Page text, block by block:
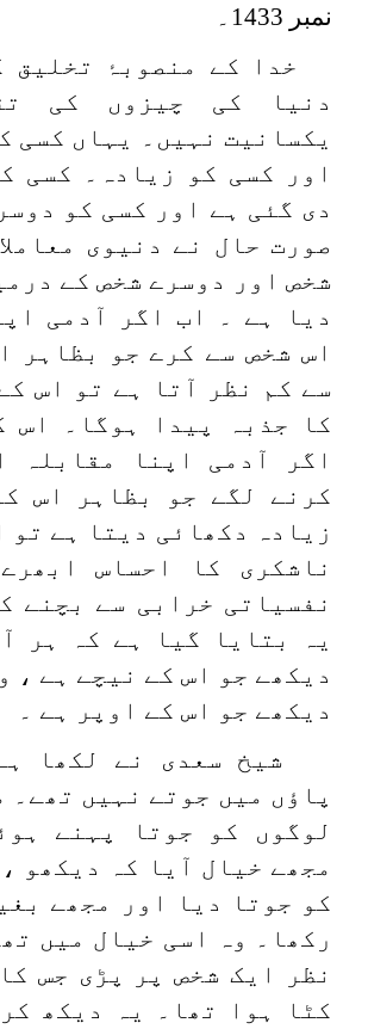
نمبر 1433۔
خدا کے منصوبۂ تخلیق
دنیا کی چیزوں کی
یکسانیت نہیں۔ یہاں کسی
اور کسی کو زیادہ۔ کسی
دی گئی ہے اور کسی کو
صورت حال نے دنیوی
شخص اور دوسرے شخص کے
دیا ہے ۔ اب اگر آدمی
اس شخص سے کرے جو بظاہر
سے کم نظر آتا ہے تو اس
کا جذبہ پیدا ہوگا۔ اس
اگر آدمی اپنا مقابلہ
کرنے لگے جو بظاہر اس
زیادہ دکھائی دیتا ہے تو
ناشکری کا احساس
نفسیاتی خرابی سے بچنے
یہ بتایا گیا ہے کہ ہر
دیکھے جو اس کے نیچے ہے ،
دیکھے جو اس کے اوپر ہے ۔
شیخ سعدی نے لکھا
پاؤں میں جوتے نہیں تھے۔
لوگوں کو جوتا پہنے
مجھے خیال آیا کہ دیکھو
کو جوتا دیا اور مجھے
رکھا۔ وہ اسی خیال میں
نظر ایک شخص پر پڑی جس
کٹا ہوا تھا۔ یہ دیکھ